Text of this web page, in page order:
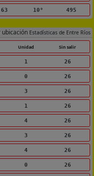
63 10° 495
ubicación Estadísticas de Entre Ríos
Unidad Sin salir
1 26
0 26
3 26
1 26
4 26
3 26
4 26
0 26